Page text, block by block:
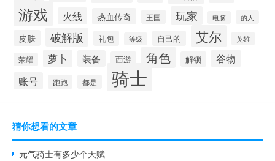
游戏 火线 热血传奇 王国 玩家 电脑 的人
皮肤 破解版 礼包 等级 自己的 艾尔 英雄
荣耀 萝卜 装备 西游 角色 解锁 谷物
账号 跑跑 都是 骑士
猜你想看的文章
元气骑士有多少个天赋